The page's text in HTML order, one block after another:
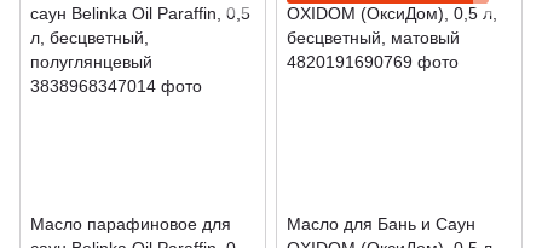
Масло парафиновое для
Масло для Бань и Саун